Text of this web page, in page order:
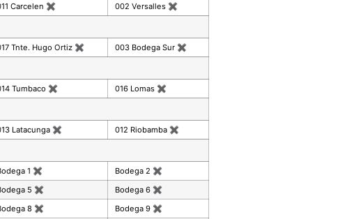
Carcelen ✖ 002 Versalles ✖
Tnte. Hugo Ortiz ✖ 003 Bodega Sur ✖
Tumbaco ✖ 016 Lomas ✖
Latacunga ✖ 012 Riobamba ✖
1 ✖ Bodega 2 ✖
5 ✖ Bodega 6 ✖
8 ✖ Bodega 9 ✖